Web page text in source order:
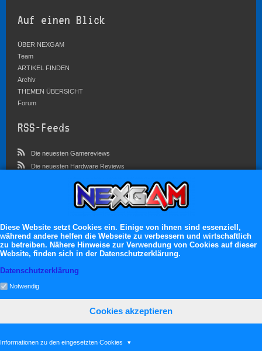
Auf einen Blick
ÜBER NEXGAM
Team
ARTIKEL FINDEN
Archiv
THEMEN ÜBERSICHT
Forum
RSS-Feeds
Die neuesten Gamereviews
Die neuesten Hardware Reviews
Im Forum sind zur Zeit 4546 Benutzer online
Es erwarten dich:
13.119 registrierte Mitglieder
71.048 Themen
neXGam © 2026
Diese Website setzt Cookies ein. Einige von ihnen sind essenziell,
während andere helfen die Webseite zu verbessern und wirtschaftlich
zu betreiben. Nähere Hinweise zur Verwendung von Cookies auf dieser
Website, finden sich in der Datenschutzerklärung.
Datenschutzerklärung
Notwendig
Cookies akzeptieren
Informationen zu den eingesetzten Cookies